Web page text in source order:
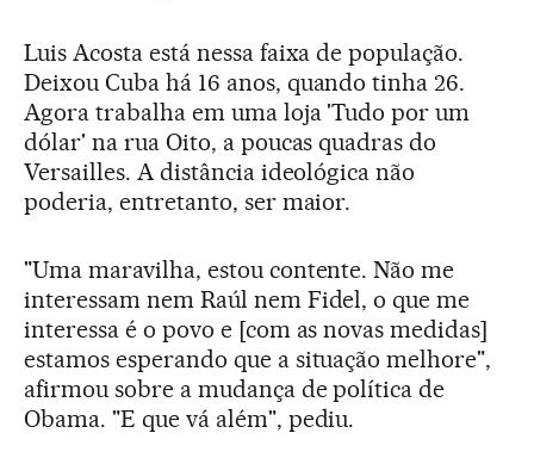
Luis Acosta está nessa faixa de população.
Deixou Cuba há 16 anos, quando tinha 26.
Agora trabalha em uma loja 'Tudo por um
dólar' na rua Oito, a poucas quadras do
Versailles. A distância ideológica não
poderia, entretanto, ser maior.
"Uma maravilha, estou contente. Não me
interessam nem Raúl nem Fidel, o que me
interessa é o povo e [com as novas medidas]
estamos esperando que a situação melhore",
afirmou sobre a mudança de política de
Obama. "E que vá além", pediu.